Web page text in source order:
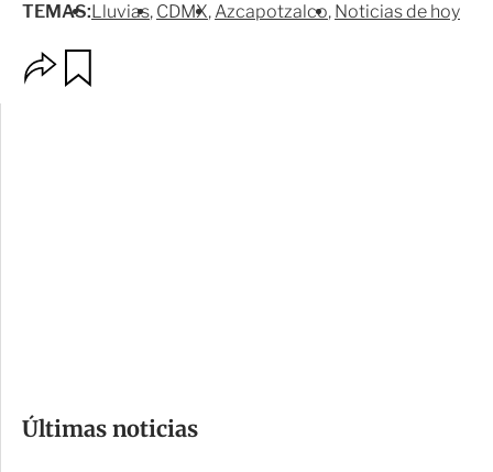
TEMAS:Lluvias CDMX Azcapotzalco Noticias de hoy
m
Últimas noticias